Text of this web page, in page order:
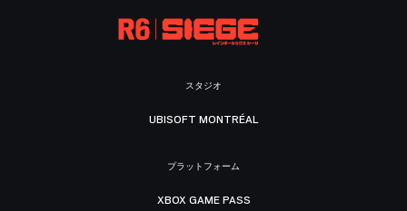
スタジオ
UBISOFT MONTRÉAL
プラットフォーム
XBOX GAME PASS